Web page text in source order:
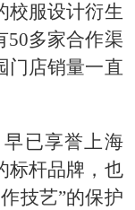
校服设计衍生
50多家合作渠
门店销量一直
已享誉上海
标杆品牌，也
技艺”的保护